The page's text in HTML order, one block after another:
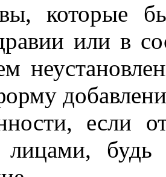
которые
или в
если
лицами,